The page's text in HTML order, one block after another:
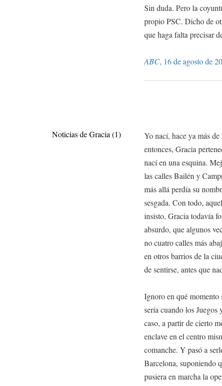
Sin duda. Pero la
propio PSC. Dicho de
que haga falta precisar
ABC, 16 de agosto de
Yo nací, hace ya más
entonces, Gracia
nací en una esquina.
las calles Bailén y
más allá perdía su
sesgada. Con todo,
insisto, Gracia todavía
absurdo, que algunos
no cuatro calles más
en otros barrios de la
de sentirse, antes que
Ignoro en qué momento
sería cuando los Juegos
caso, a partir de cierto
enclave en el centro
comanche. Y pasó a
Barcelona, suponiendo
pusiera en marcha la
Noticias de Gracia (1)